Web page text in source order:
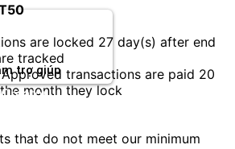
trợ giúp
are locked 27 day(s) after end
tracked
transactions are paid 20
month they lock
that do not meet our minimum